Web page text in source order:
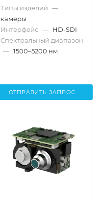
Типы изделий —
камеры
Интерфейс — HD-SDI
Спектральный диапазон
— 1500–5200 нм
ОТПРАВИТЬ ЗАПРОС